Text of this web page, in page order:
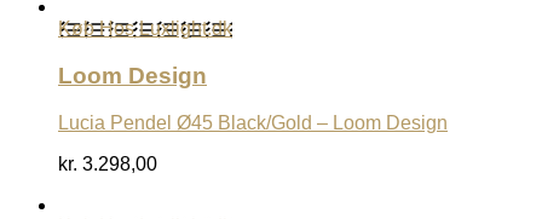
Køb Hos Luxlight.dk
Loom Design
Lucia Pendel Ø45 Black/Gold – Loom Design
kr. 3.298,00